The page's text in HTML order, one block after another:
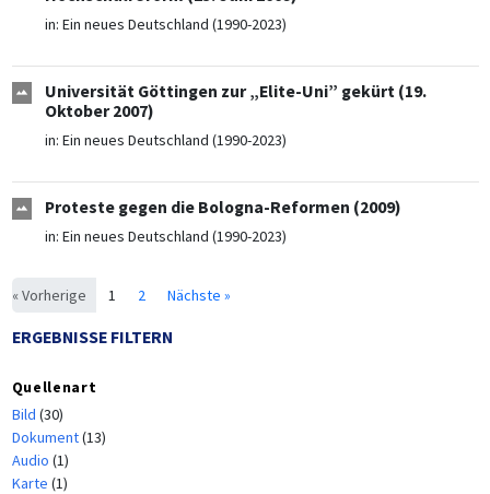
in: Ein neues Deutschland (1990-2023)
Universität Göttingen zur „Elite-Uni” gekürt (19.
Oktober 2007)
in: Ein neues Deutschland (1990-2023)
Proteste gegen die Bologna-Reformen (2009)
in: Ein neues Deutschland (1990-2023)
« Vorherige 1 2 Nächste »
ERGEBNISSE FILTERN
Quellenart
Bild (30)
Dokument(13)
Audio (1)
Karte (1)